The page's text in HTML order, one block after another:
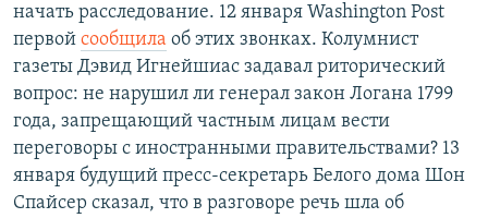
начать расследование. 12 января Washington Post
первой сообщила об этих звонках. Колумнист
газеты Дэвид Игнейшиас задавал риторический
вопрос: не нарушил ли генерал закон Логана 1799
года, запрещающий частным лицам вести
переговоры с иностранными правительствами? 13
января будущий пресс-секретарь Белого дома Шон
Спайсер сказал, что в разговоре речь шла об